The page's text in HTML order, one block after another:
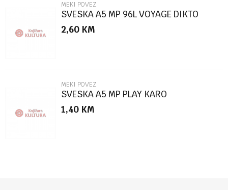
POŠALJI
MEKI POVEZ
SVESKA A5 MP 96L VOYAGE DIKTO
2,60 KM
MEKI POVEZ
SVESKA A5 MP PLAY KARO
1,40 KM